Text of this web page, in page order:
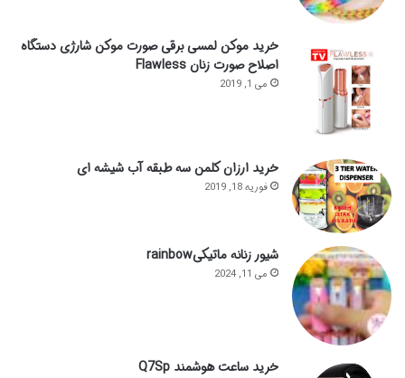
خرید موکن لمسی برقی صورت موکن شارژی دستگاه
اصلاح صورت زنان Flawless
می 1, 2019
خرید ارزان کلمن سه طبقه آب شیشه ای
فوریه 18, 2019
شیور زنانه ماتیکیrainbow
می 11, 2024
خرید ساعت هوشمند Q7Sp